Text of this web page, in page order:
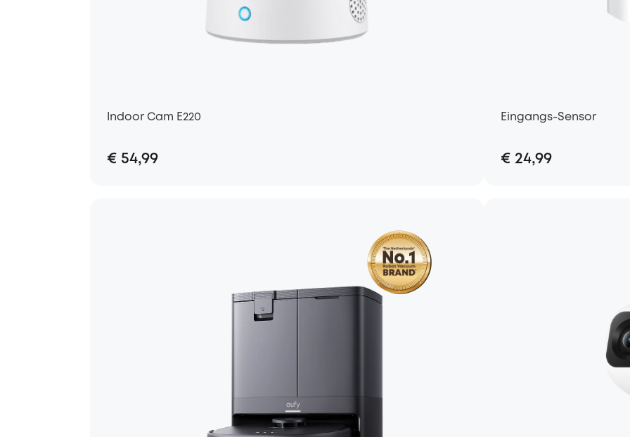
Indoor Cam E220
€ 54,99
Eingangs-Sensor
€ 24,99